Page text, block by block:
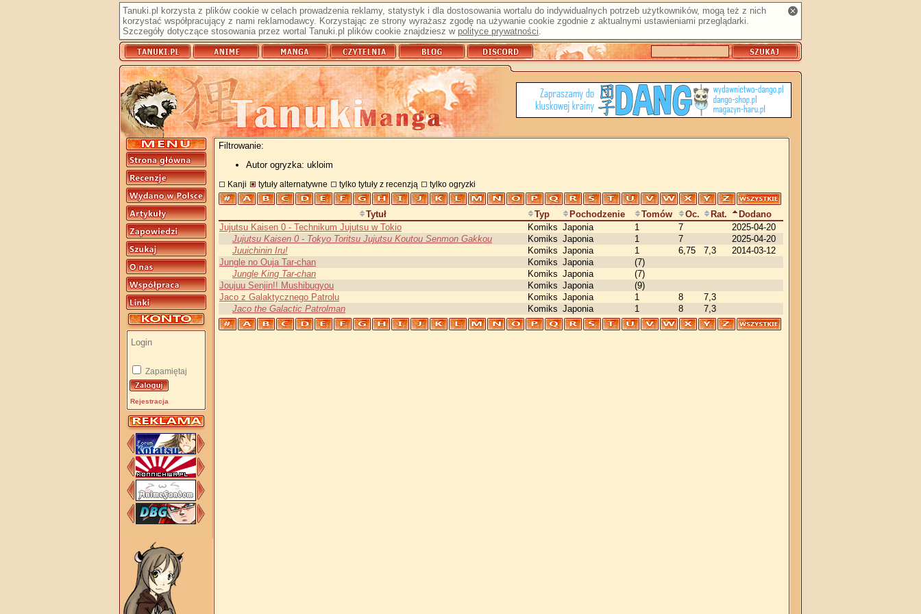
Tanuki.pl korzysta z plików cookie w celach prowadzenia reklamy, statystyk i dla dostosowania wortalu do indywidualnych potrzeb użytkowników, mogą też z nich
korzystać współpracujący z nami reklamodawcy. Korzystając ze strony wyrażasz zgodę na używanie cookie zgodnie z aktualnymi ustawieniami przeglądarki.
Szczegóły dotyczące stosowania przez wortal Tanuki.pl plików cookie znajdziesz w polityce prywatności.
Zapamiętaj
Rejestracja
Filtrowanie:
Autor ogryzka: ukloim
Kanji tytuły alternatywne tylko tytuły z recenzją tylko ogryzki
Tytuł Typ Pochodzenie Tomów Oc. Rat.
Dodano
Jujutsu Kaisen 0 - Technikum Jujutsu w Tokio
Komiks Japonia 1 7
2025-04-20
Jujutsu Kaisen 0 - Tokyo Toritsu Jujutsu Koutou Senmon Gakkou
Komiks Japonia 1 7
2025-04-20
Juuichinin Iru!
Komiks Japonia 1 6,75 7,3
2014-03-12
Jungle no Ouja Tar-chan
Komiks Japonia
(7)
Jungle King Tar-chan
Komiks Japonia
(7)
Joujuu Senjin!! Mushibugyou
Komiks Japonia
(9)
Jaco z Galaktycznego Patrolu
Komiks Japonia 1 8
7,3
Jaco the Galactic Patrolman
Komiks Japonia 1 8 7,3